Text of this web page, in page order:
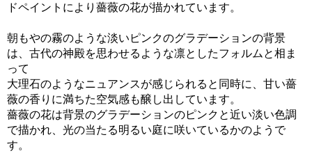
ドペイントにより薔薇の花が描かれています。
朝もやの霧のような淡いピンクのグラデーションの背景
は、古代の神殿を思わせるような凛としたフォルムと相ま
って
大理石のようなニュアンスが感じられると同時に、甘い薔
薇の香りに満ちた空気感も醸し出しています。
薔薇の花は背景のグラデーションのピンクと近い淡い色調
で描かれ、光の当たる明るい庭に咲いているかのようで
す。